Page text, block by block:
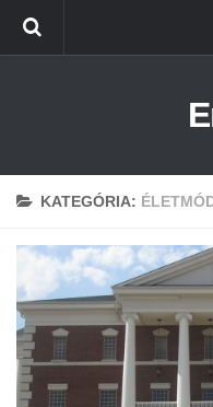
Életmód
KATEGÓRIA: